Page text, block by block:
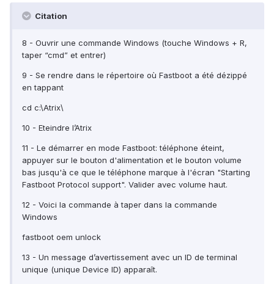
Citation
8 - Ouvrir une commande Windows (touche Windows + R,
taper “cmd” et entrer)
9 - Se rendre dans le répertoire où Fastboot a été dézippé
en tappant
cd c:\Atrix\
10 - Eteindre l’Atrix
11 - Le démarrer en mode Fastboot: téléphone éteint,
appuyer sur le bouton d'alimentation et le bouton volume
bas jusqu'à ce que le téléphone marque à l'écran "Starting
Fastboot Protocol support". Valider avec volume haut.
12 - Voici la commande à taper dans la commande
Windows
fastboot oem unlock
13 - Un message d’avertissement avec un ID de terminal
unique (unique Device ID) apparaît.